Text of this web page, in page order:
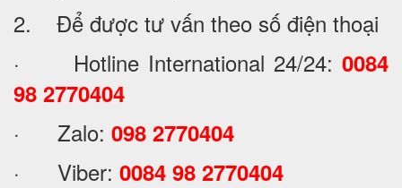
2. Để được tư vấn theo số điện thoại
· Hotline International 24/24: 0084
98 2770404
· Zalo: 098 2770404
· Viber: 0084 98 2770404